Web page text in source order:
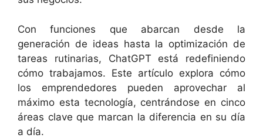
Con funciones que abarcan desde la
generación de ideas hasta la optimización de
tareas rutinarias, ChatGPT está redefiniendo
cómo trabajamos. Este artículo explora cómo
los emprendedores pueden aprovechar al
máximo esta tecnología, centrándose en cinco
áreas clave que marcan la diferencia en su día
a día.